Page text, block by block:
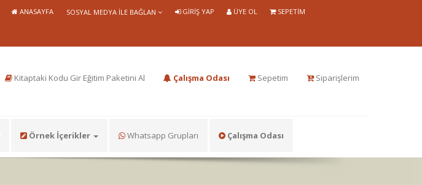
ANASAYFA SOSYAL MEDYA ILE BAĞLAN GIRIŞ YAP ÜYE OL SEPETIM
Kitaptaki Kodu Gir Eğitim Paketini Al Çalışma Odası Sepetim Siparişlerim
Örnek İçerikler Whatsapp Grupları Çalışma Odası